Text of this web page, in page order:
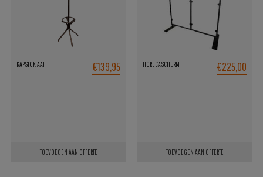
KAPSTOK AAF €139,95
TOEVOEGEN AAN OFFERTE
HORECASCHERM €225,00
TOEVOEGEN AAN OFFERTE